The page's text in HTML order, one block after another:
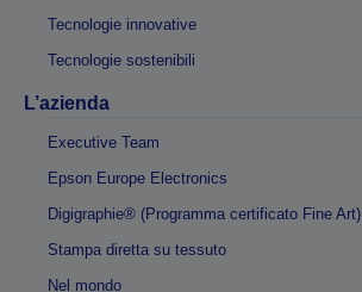
Tecnologie innovative
Tecnologie sostenibili
L’azienda
Executive Team
Epson Europe Electronics
Digigraphie® (Programma certificato Fine Art)
Stampa diretta su tessuto
Nel mondo